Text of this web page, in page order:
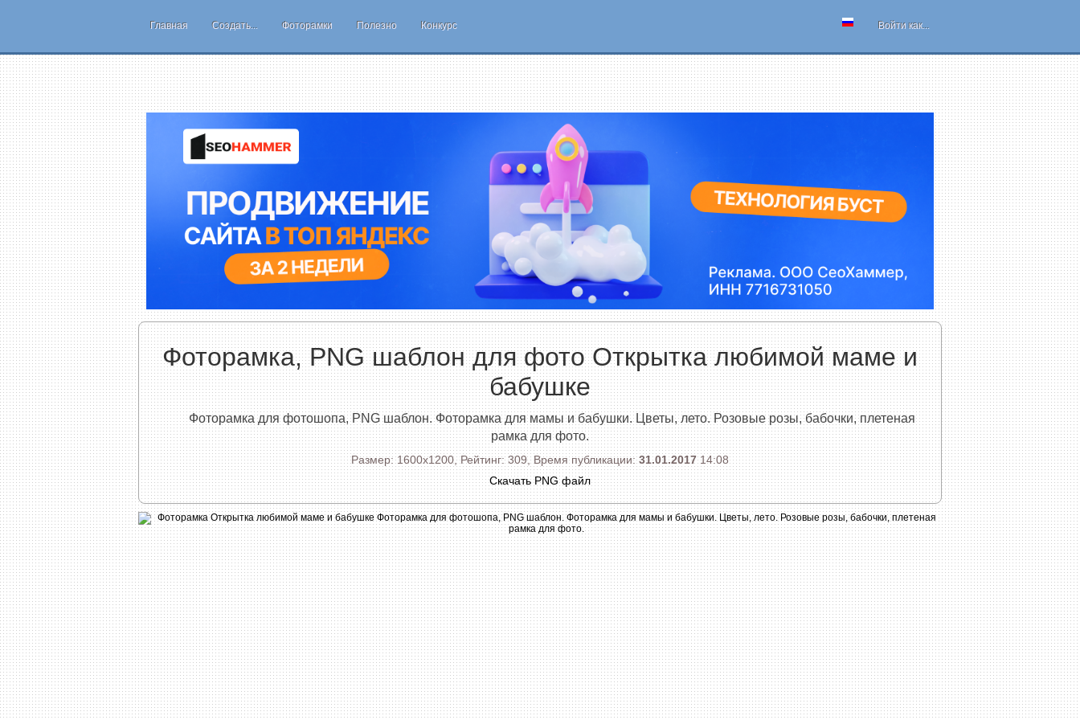
Главная Создать... Фоторамки Полезно Конкурс Войти как...
Фоторамка, PNG шаблон для фото Открытка любимой маме и
бабушке
Фоторамка для фотошопа, PNG шаблон. Фоторамка для мамы и бабушки. Цветы, лето. Розовые розы, бабочки, плетеная
рамка для фото.
Размер: 1600x1200, Рейтинг: 309, Время публикации:31.01.201714:08
Скачать PNG файл